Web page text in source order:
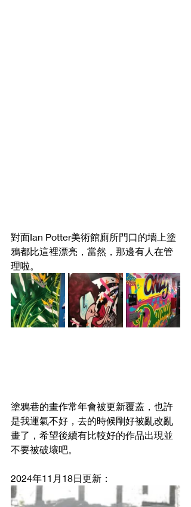
對面Ian Potter美術館廁所門口的墻上塗
鴉都比這裡漂亮，當然，那邊有人在管
理啦。
塗鴉巷的畫作常年會被更新覆蓋，也許
是我運氣不好，去的時候剛好被亂改亂
畫了，希望後續有比較好的作品出現並
不要被破壞吧。
2024年11月18日更新：